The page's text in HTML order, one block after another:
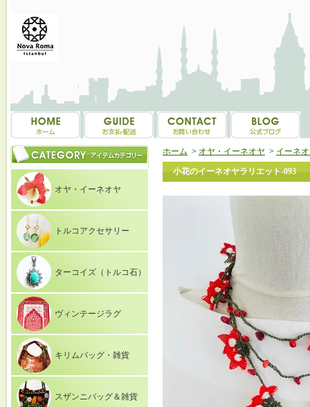
オヤ・イーネオヤ
トルコアクセサリー
ターコイズ（トルコ石）
ヴィンテージラグ
キリムバッグ・雑貨
スザンニバッグ＆雑貨
ホーム > オヤ・イーネオヤ > イーネ
小花のイーネオヤラリエット-093